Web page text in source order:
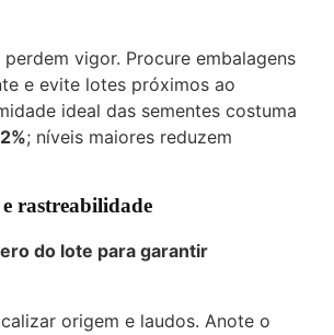
perdem vigor. Procure embalagens
e evite lotes próximos ao
ideal das sementes costuma
; níveis maiores reduzem
rastreabilidade
do lote para garantir
origem e laudos. Anote o